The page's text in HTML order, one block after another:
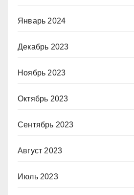
Январь 2024
Декабрь 2023
Ноябрь 2023
Октябрь 2023
Сентябрь 2023
Август 2023
Июль 2023